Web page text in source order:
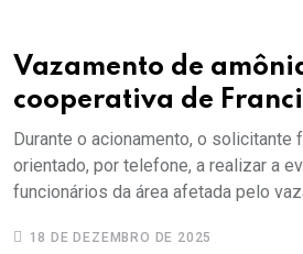
Vazamento de
cooperativa de
Durante o acionamento, o solicitante
orientado, por telefone, a realizar a
funcionários da área afetada pelo
18 DE DEZEMBRO DE 2025